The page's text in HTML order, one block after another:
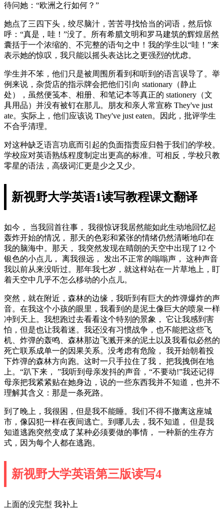
待问她：“欧洲之行如何？”
她点了三四下头，绞尽脑汁，苦苦寻找恰当的词语，然后惊
呼：“真是，哇！”没了。所有希腊文明和罗马建筑的辉煌居然
囊括于一个浓缩的、不完整的语句之中！我的学生以“哇！”来
表示她的惊叹，我只能以摇头表达比之更强烈的忧虑。
学生并不笨，他们只是被周围所看到和听到的语言误导了。举
例来说，杂货店的指示牌会把他们引向 stationary（静止
处），虽然便笺本、相册、和笔记本等真正的 stationery（文
具用品）并没有被钉在那儿。朋友和亲人常宣称 They've just
ate。实际上，他们应该说 They've just eaten。因此，批评学生
不合乎清理。
对这种缺乏语言功底而引起的负面指责应归咎于我们的学校。
学校应对英语熟练程度制定出更高的标准。可相反，学校只教
零星的语法，高级词汇更是少之又少。
新视野大学英语1读写教程课文翻译
如今， 当我回首往事， 我很惊讶我居然能如此生动地回忆起
轰炸开始的情况， 那天的色彩和紧张的情绪仍然清晰地印在
我的脑海中。那天， 我突然发现在晴朗的天空中出现了12 个
银色的小点儿， 离我很远， 发出不正常的嗡嗡声， 这种声音
我以前从来没听过。那年我七岁，就这样站在一片草地上，盯
着天空中几乎不怎么移动的小点儿。
突然，就在附近，森林的边缘，我听到有巨大的炸弹爆炸的声
音。在我这个小孩的眼里，我看到的是泥土像巨大的喷泉一样
冲到天上。我想跑过去看看这个特别的景象， 它让我感到害
怕，但是也让我着迷。我还没有习惯战争，也不能把这些飞
机、炸弹的轰鸣、森林那边飞溅开来的泥土以及我看似必然的
死亡联系成单一的因果关系。没考虑有危险， 我开始朝着投
下炸弹的森林方向跑。这时一只手拉住了我， 把我拽倒在地
上。“趴下来， ”我听到母亲发抖的声音，“不要动!”我还记得
母亲把我紧紧贴在她身边，说的一些东西我并不知道，也并不
理解其含义：那是一条死路。
到了晚上，我很困，但是我不能睡。我们不得不撤离这座城
市，像囚犯一样在夜间逃亡。到哪儿去，我不知道， 但是我
知道逃跑突然变成了某种必须要做的事情， 一种新的生存方
式，因为每个人都在逃跑。
新视野大学英语第三版读写4
上面的没完型 我补上